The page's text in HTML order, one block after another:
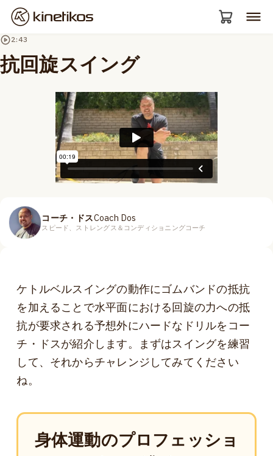
2:43
抗回旋スイング
コーチ・ドスCoach Dos
スピード、ストレングス＆コンディショニングコーチ
ケトルベルスイングの動作にゴムバンドの抵抗
を加えることで水平面における回旋の力への抵
抗が要求される予想外にハードなドリルをコー
チ・ドスが紹介します。まずはスイングを練習
して、それからチャレンジしてみてください
ね。
身体運動のプロフェッショ